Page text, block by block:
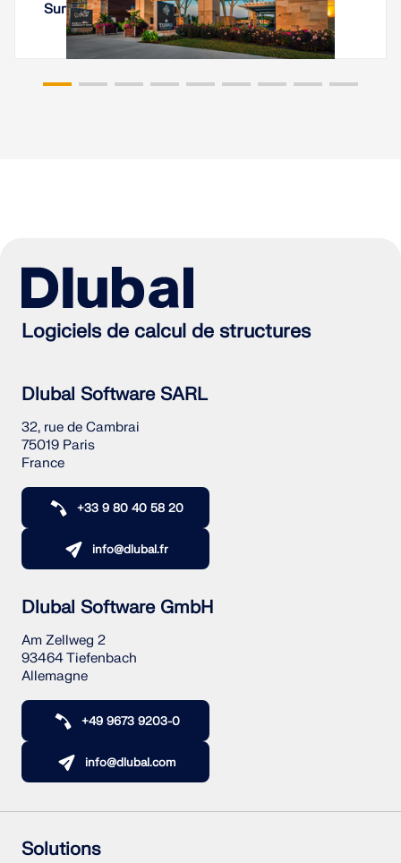
Summit Park Pavilion, Ohio, États-Unis
Logiciels de calcul de structures
Dlubal Software SARL
32, rue de Cambrai
75019 Paris
France
+33 9 80 40 58 20
info@dlubal.fr
Dlubal Software GmbH
Am Zellweg 2
93464 Tiefenbach
Allemagne
+49 9673 9203-0
info@dlubal.com
Solutions